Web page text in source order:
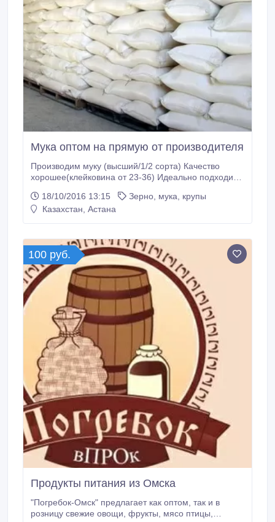
Мука оптом на прямую от производителя
Производим муку (высший/1/2 сорта) Качество
хорошее(клейковина от 23-36) Идеально подходит
фабрикам и т.д) Паспорт соответствия,
сертификаты качества имеются Оплата-безнал/нал.
18/10/2016 13:15
Зерно, мука, крупы
Казахстан, Астана
100 руб.
Продукты питания из Омска
"Погребок-Омск" предлагает как оптом, так и в
розницу свежие овощи, фрукты, мясо птицы,